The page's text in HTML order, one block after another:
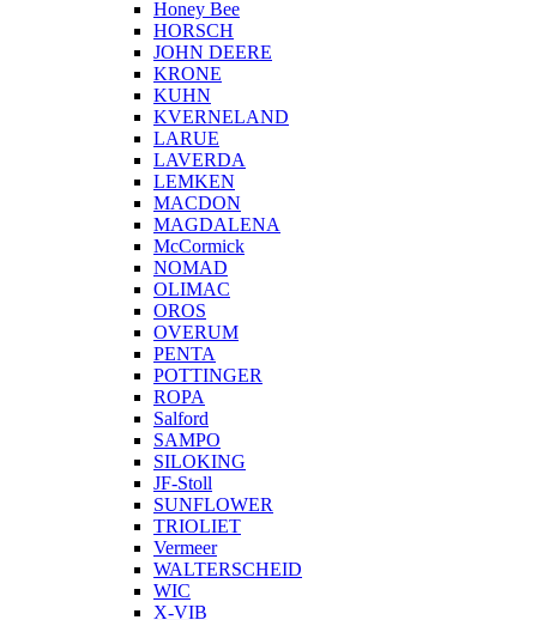
Honey Bee
HORSCH
JOHN DEERE
KRONE
KUHN
KVERNELAND
LARUE
LAVERDA
LEMKEN
MACDON
MAGDALENA
McCormick
NOMAD
OLIMAC
OROS
OVERUM
PENTA
POTTINGER
ROPA
Salford
SAMPO
SILOKING
JF-Stoll
SUNFLOWER
TRIOLIET
Vermeer
WALTERSCHEID
WIC
X-VIB